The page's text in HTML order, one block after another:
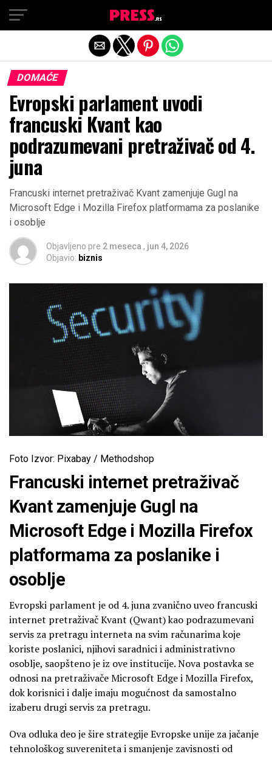
DOMAĆE
Evropski parlament uvodi
francuski Kvant kao
podrazumevani pretraživač od 4.
juna
Francuski internet pretraživač Kvant zamenjuje Gugl na
Microsoft Edge i Mozilla Firefox platformama za poslanike
i osoblje
Objavljeno pre 2 meseca , jun 4, 2026
Objavio: biznis
Foto Izvor: Pixabay / Methodshop
Francuski internet pretraživač
Kvant zamenjuje Gugl na
Microsoft Edge i Mozilla Firefox
platformama za poslanike i
osoblje
Evropski parlament je od 4. juna zvanično uveo francuski
internet pretraživač Kvant (Qwant) kao podrazumevani
servis za pretragu interneta na svim računarima koje
koriste poslanici, njihovi saradnici i administrativno
osoblje, saopšteno je iz ove institucije. Nova postavka se
odnosi na pretraživače Microsoft Edge i Mozilla Firefox,
dok korisnici i dalje imaju mogućnost da samostalno
izaberu drugi servis za pretragu.
Ova odluka deo je šire strategije Evropske unije za jačanje
tehnološkog suvereniteta i smanjenje zavisnosti od
Exit mobile version